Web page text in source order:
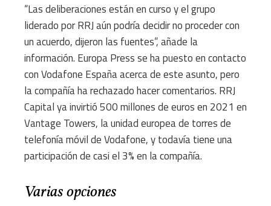
“Las deliberaciones están en curso y el grupo
liderado por RRJ aún podría decidir no proceder con
un acuerdo, dijeron las fuentes”, añade la
información. Europa Press se ha puesto en contacto
con Vodafone España acerca de este asunto, pero
la compañía ha rechazado hacer comentarios. RRJ
Capital ya invirtió 500 millones de euros en 2021 en
Vantage Towers, la unidad europea de torres de
telefonía móvil de Vodafone, y todavía tiene una
participación de casi el 3% en la compañía.
Varias opciones